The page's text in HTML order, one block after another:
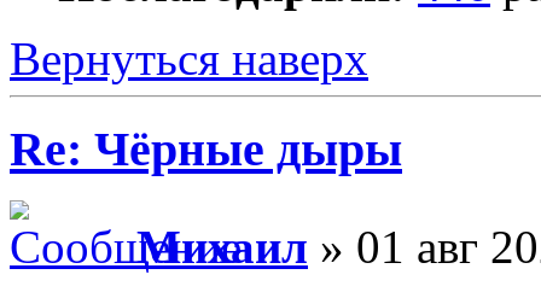
Вернуться наверх
Re: Чёрные дыры
Михаил » 01 авг